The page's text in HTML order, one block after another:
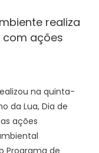
realiza
com ações
na quinta-
da Lua, Dia de
ações
Programa de